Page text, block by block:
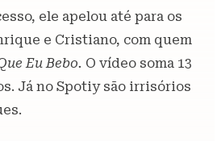
ele apelou até para os
e Cristiano, com quem
Eu Bebo. O vídeo soma 13
Já no Spotiy são irrisórios